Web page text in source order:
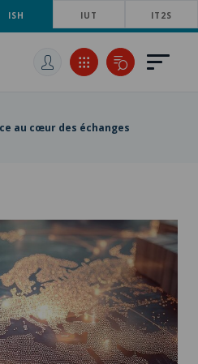
ISH IUT IT2S
au cœur des échanges